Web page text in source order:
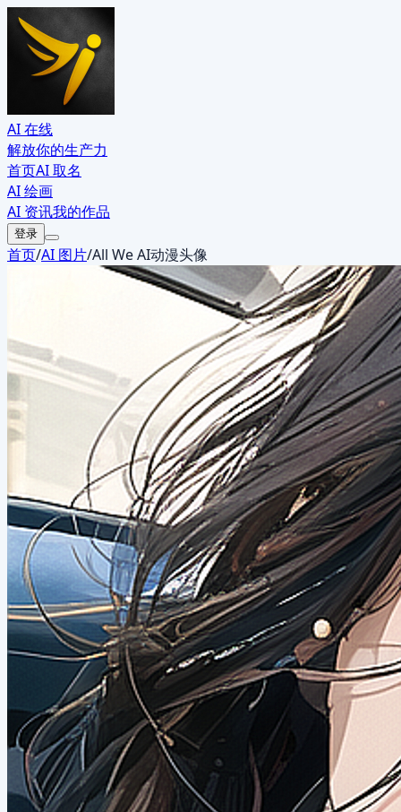
AI 在线
解放你的生产力
首页AI 取名
AI 绘画
AI 资讯我的作品
登录
首页/AI 图片/All We AI动漫头像